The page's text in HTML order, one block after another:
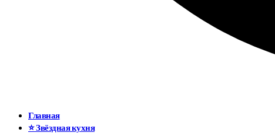
Главная
⭐ Звёздная кухня